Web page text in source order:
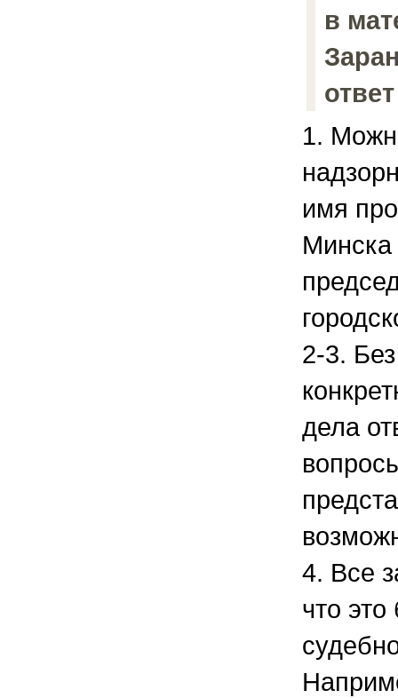
в
ответ
1.
имя
2-3.
дела
4. Все
что